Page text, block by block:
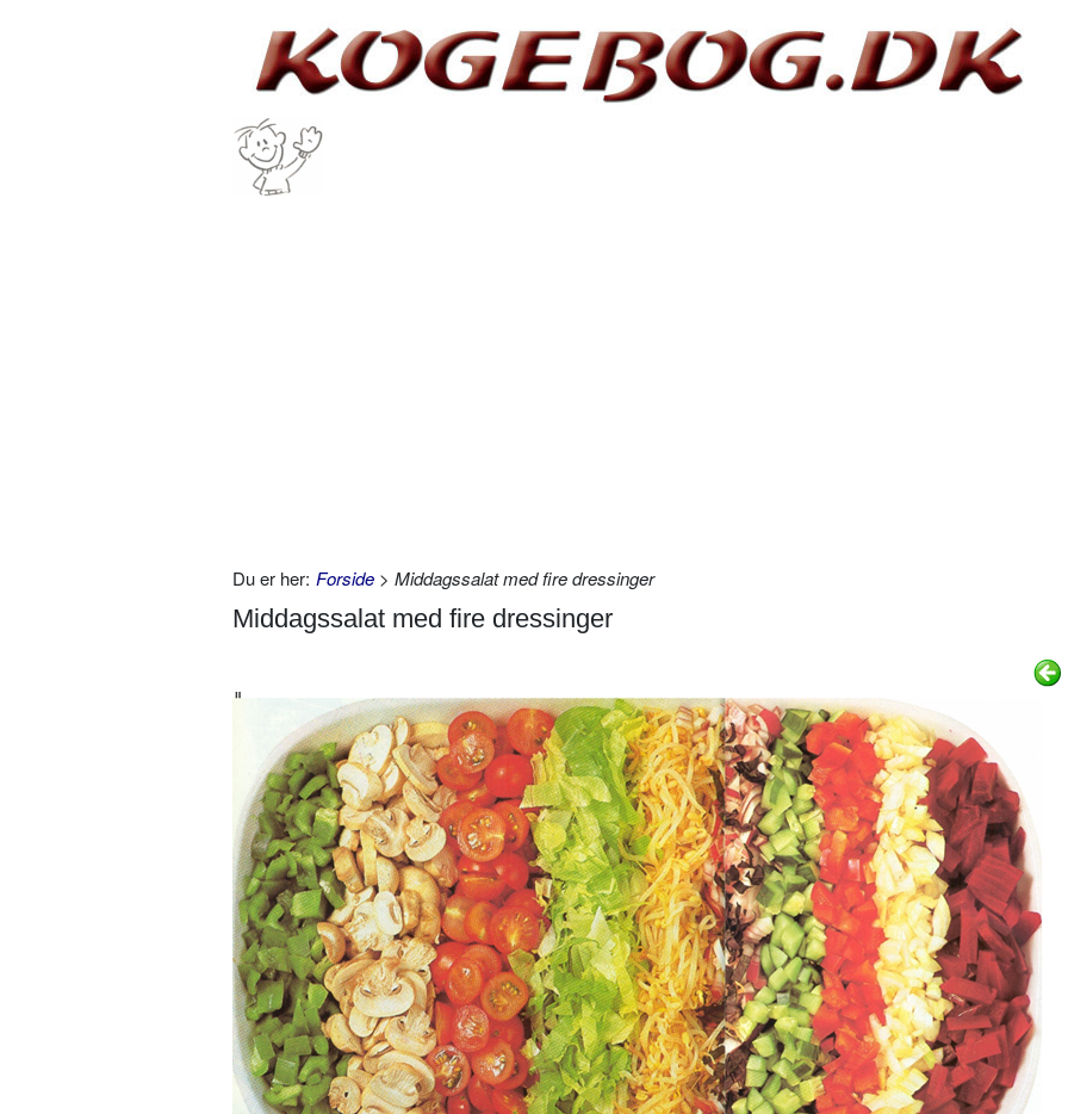
Du er her: Forside > Middagssalat med fire dressinger
Middagssalat med fire dressinger